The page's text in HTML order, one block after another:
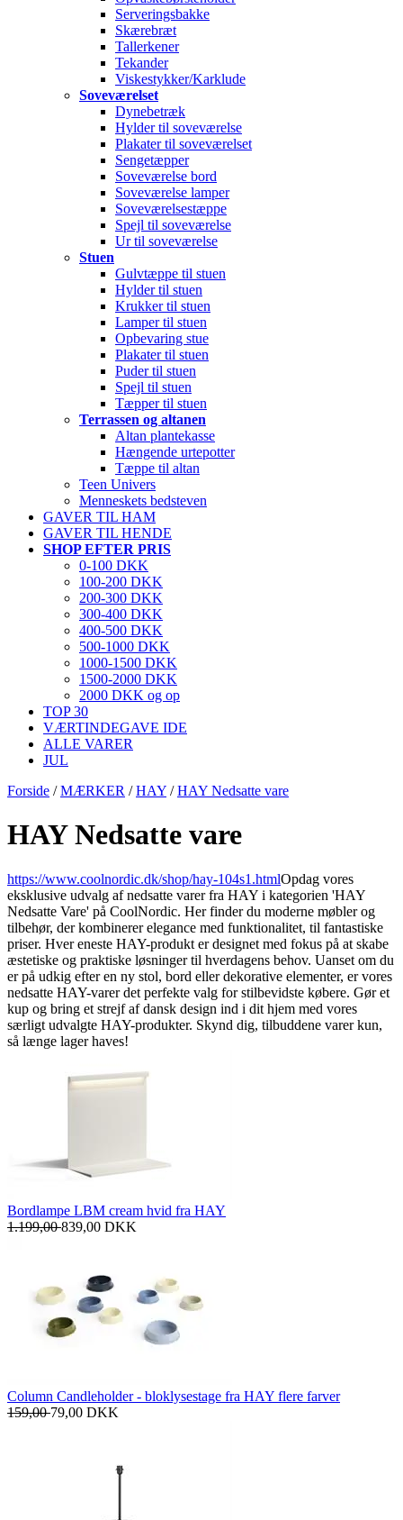
Serveringsbakke
Skærebræt
Tallerkener
Tekander
Viskestykker/Karklude
Soveværelset
Dynebetræk
Hylder til soveværelse
Plakater til soveværelset
Sengetæpper
Soveværelse bord
Soveværelse lamper
Soveværelsestæppe
Spejl til soveværelse
Ur til soveværelse
Stuen
Gulvtæppe til stuen
Hylder til stuen
Krukker til stuen
Lamper til stuen
Opbevaring stue
Plakater til stuen
Puder til stuen
Spejl til stuen
Tæpper til stuen
Terrassen og altanen
Altan plantekasse
Hængende urtepotter
Tæppe til altan
Teen Univers
Menneskets bedsteven
GAVER TIL HAM
GAVER TIL HENDE
SHOP EFTER PRIS
0-100 DKK
100-200 DKK
200-300 DKK
300-400 DKK
400-500 DKK
500-1000 DKK
1000-1500 DKK
1500-2000 DKK
2000 DKK og op
TOP 30
VÆRTINDEGAVE IDE
ALLE VARER
JUL
Forside /MÆRKER /HAY /HAY Nedsatte vare
HAY Nedsatte vare
https://www.coolnordic.dk/shop/hay-104s1.htmlOpdag vores
eksklusive udvalg af nedsatte varer fra HAY i kategorien 'HAY
Nedsatte Vare' på CoolNordic. Her finder du moderne møbler og
tilbehør, der kombinerer elegance med funktionalitet, til fantastiske
priser. Hver eneste HAY-produkt er designet med fokus på at skabe
æstetiske og praktiske løsninger til hverdagens behov. Uanset om du
er på udkig efter en ny stol, bord eller dekorative elementer, er vores
nedsatte HAY-varer det perfekte valg for stilbevidste købere. Gør et
kup og bring et strejf af dansk design ind i dit hjem med vores
særligt udvalgte HAY-produkter. Skynd dig, tilbuddene varer kun,
så længe lager haves!
Bordlampe LBM cream hvid fra HAY
1.199,00839,00 DKK
Column Candleholder - bloklysestage fra HAY flere farver
159,0079,00 DKK